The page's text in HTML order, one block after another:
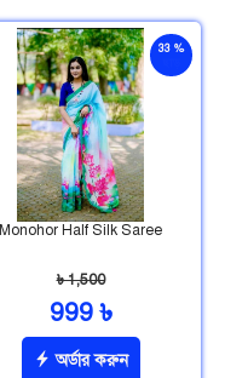
33 %
Monohor Half Silk Saree
৳ 1,500
999 ৳
অর্ডার করুন